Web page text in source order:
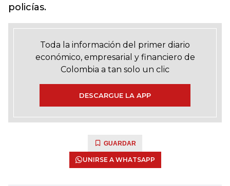
policías.
Toda la información del primer diario
económico, empresarial y financiero de
Colombia a tan solo un clic
DESCARGUE LA APP
GUARDAR
UNIRSE A WHATSAPP